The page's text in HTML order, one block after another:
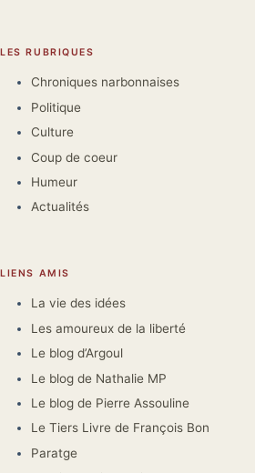
LES RUBRIQUES
Chroniques narbonnaises
Politique
Culture
Coup de coeur
Humeur
Actualités
LIENS AMIS
La vie des idées
Les amoureux de la liberté
Le blog d’Argoul
Le blog de Nathalie MP
Le blog de Pierre Assouline
Le Tiers Livre de François Bon
Paratge